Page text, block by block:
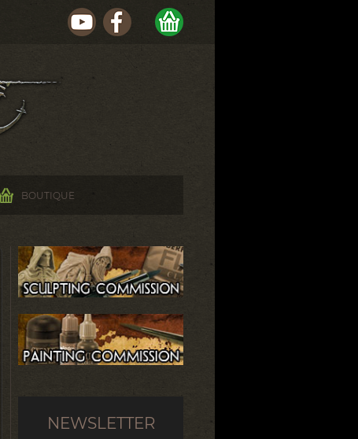
BOUTIQUE
NEWSLETTER